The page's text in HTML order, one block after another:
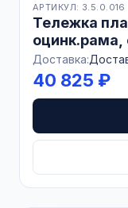
АРТИКУЛ: 3.5.0.016
Тележка
оцинк.рама,
Доставка:
40 825 ₽